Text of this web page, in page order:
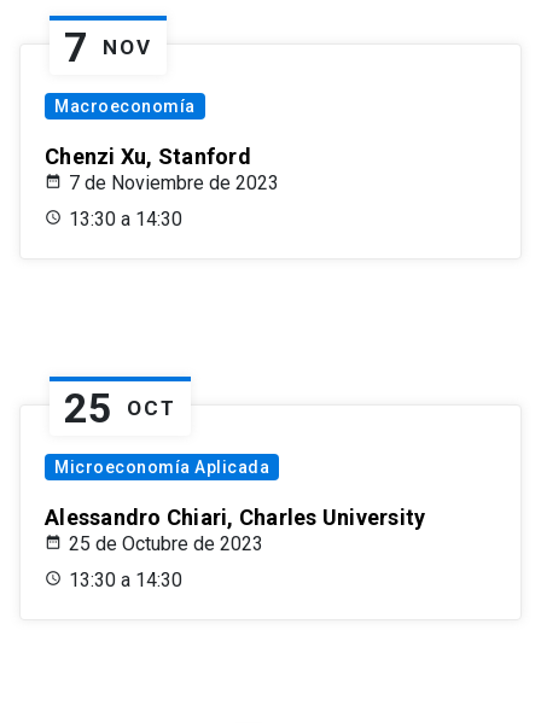
7 NOV
Macroeconomía
Chenzi Xu, Stanford
7 de Noviembre de 2023
13:30 a 14:30
25 OCT
Microeconomía Aplicada
Alessandro Chiari, Charles University
25 de Octubre de 2023
13:30 a 14:30